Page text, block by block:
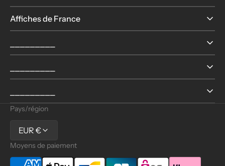
Affiches de France
Pays/région
EUR €
Moyens de paiement